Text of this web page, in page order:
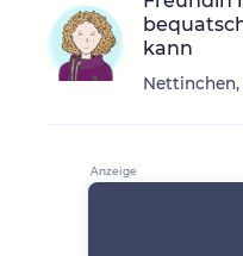
kann
Nettinchen,